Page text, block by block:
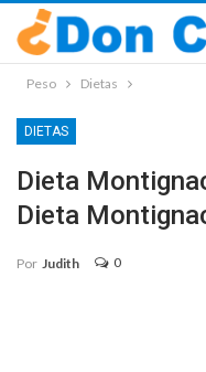
Peso Dietas
DIETAS
Dieta
Dieta
Por Judith 0